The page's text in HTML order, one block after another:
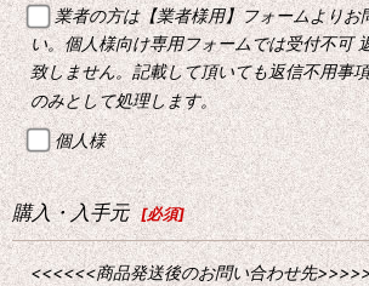
業者の方は【業者様用】フォームよりお
い。個人様向け専用フォームでは受付不可
致しません。記載して頂いても返信不用事
のみとして処理します。
個人様
購入・入手元 [必須]
<<<<<<商品発送後のお問い合わせ先